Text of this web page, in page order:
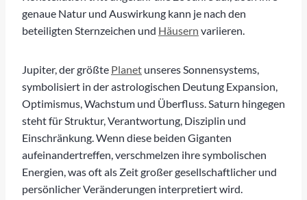
genaue Natur und Auswirkung kann je nach den
beteiligten Sternzeichen und Häusern variieren.
Jupiter, der größte Planet unseres Sonnensystems,
symbolisiert in der astrologischen Deutung Expansion,
Optimismus, Wachstum und Überfluss. Saturn hingegen
steht für Struktur, Verantwortung, Disziplin und
Einschränkung. Wenn diese beiden Giganten
aufeinandertreffen, verschmelzen ihre symbolischen
Energien, was oft als Zeit großer gesellschaftlicher und
persönlicher Veränderungen interpretiert wird.